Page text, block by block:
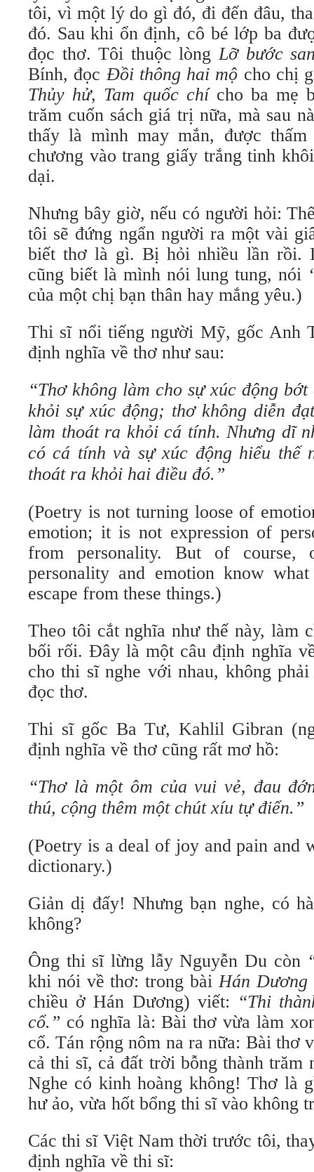
tôi, vì một lý do gì đó, đi đến đâu,
đó. Sau khi ổn định, cô bé lớp ba
đọc thơ. Tôi thuộc lòngLỡ bước
Bính, đọcĐồi thông hai mộ cho chị
Thủy hử, Tam quốc chícho ba mẹ
trăm cuốn sách giá trị nữa, mà sau
thấy là mình may mắn, được
chương vào trang giấy trắng tinh
dại.
Nhưng bây giờ, nếu có người hỏi:
tôi sẽ đứng ngẩn người ra một vài
biết thơ là gì. Bị hỏi nhiều lần rồi.
cũng biết là mình nói lung tung, nói
của một chị bạn thân hay mắng yêu.)
Thi sĩ nổi tiếng người Mỹ, gốc Anh
định nghĩa về thơ như sau:
“Thơ không làm cho sự xúc động
khỏi sự xúc động; thơ không diễn
làm thoát ra khỏi cá tính. Nhưng dĩ
có cá tính và sự xúc động hiểu thế
thoát ra khỏi hai điều đó.”
(Poetry is not turning loose of
emotion; it is not expression of
from personality. But of course,
personality and emotion know
escape from these things.)
Theo tôi cắt nghĩa như thế này, làm
bối rối. Đây là một câu định nghĩa
cho thi sĩ nghe với nhau, không
đọc thơ.
Thi sĩ gốc Ba Tư, Kahlil Gibran
định nghĩa về thơ cũng rất mơ hồ:
“Thơ là một ôm của vui vẻ, đau
thú, cộng thêm một chút xíu tự điển.”
(Poetry is a deal of joy and pain and
dictionary.)
Giản dị đấy! Nhưng bạn nghe, có
không?
Ông thi sĩ lừng lẫy Nguyễn Du còn
khi nói về thơ: trong bàiHán Dương
chiều ở Hán Dương) viết: “Thi
cổ.” có nghĩa là: Bài thơ vừa làm
cổ. Tán rộng nôm na ra nữa: Bài thơ
cả thi sĩ, cả đất trời bỗng thành trăm
Nghe có kinh hoàng không! Thơ là
hư ảo, vừa hốt bổng thi sĩ vào không
Các thi sĩ Việt Nam thời trước tôi,
định nghĩa về thi sĩ: